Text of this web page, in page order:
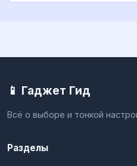
📱 Гаджет Гид
Всё о выборе и тонкой
Разделы